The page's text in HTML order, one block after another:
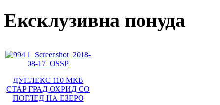
Ексклузивна понуда
ДУПЛЕКС 110 МКВ
СТАР ГРАД ОХРИД СО
ПОГЛЕД НА ЕЗЕРО